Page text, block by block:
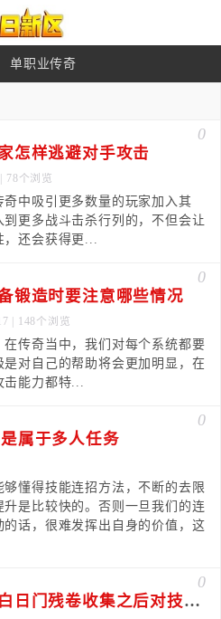
单职业传奇
0
怎样逃避对手攻击
78个浏览
中吸引更多数量的玩家加入其
更多战斗击杀行列的，不但会让
，还会获得更...
0
锻造时要注意哪些情况
| 148个浏览
传奇当中，我们对每个系统都要
对自己的帮助将会更加明显，在
击能力都特...
0
属于多人任务
懂得技能连招方法，不断的去限
是比较快的。否则一旦我们的连
话，很难发挥出自身的价值，这
0
传奇新服网白日门残卷收集之后对技能伤害提高很大